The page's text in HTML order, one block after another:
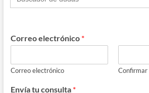
Correo electrónico *
Correo electrónico Confirmar
Envía tu consulta *